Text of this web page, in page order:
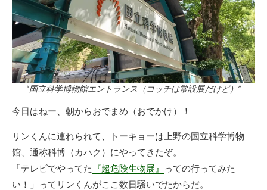
“国立科学博物館エントランス（コッチは常設展だけど）”
今日はねー、朝からおでまめ（おでかけ）！
リンくんに連れられて、トーキョーは上野の国立科学博物
館、通称科博（カハク）にやってきたぞ。
「テレビでやってた
『超危険生物展』
っての行ってみた
い！」ってリンくんがここ数日騒いでたからだ。